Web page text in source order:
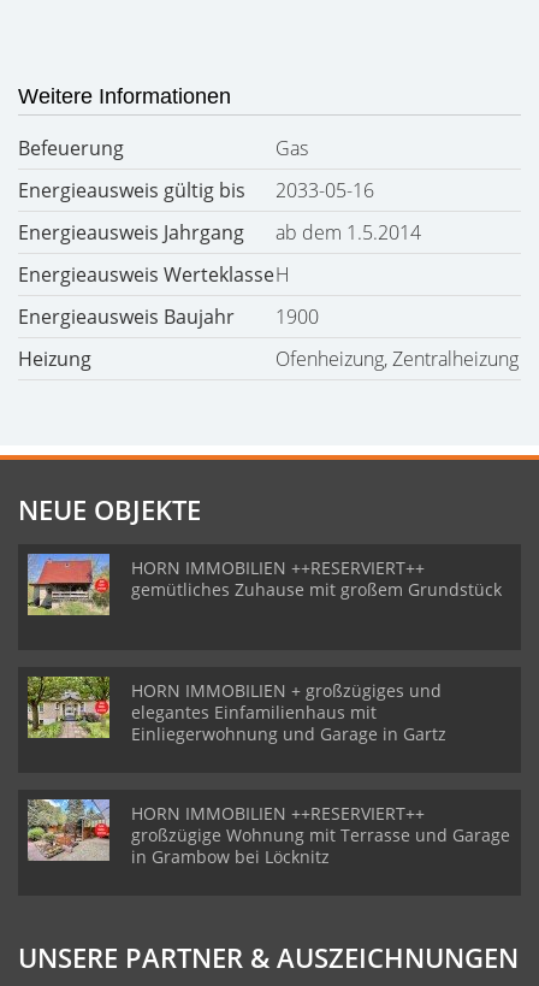
Weitere Informationen
Befeuerung
Gas
Energieausweis gültig bis
2033-05-16
Energieausweis Jahrgang
ab dem 1.5.2014
Energieausweis WerteklasseH
Energieausweis Baujahr
1900
Heizung
Ofenheizung, Zentralheizung
NEUE OBJEKTE
HORN IMMOBILIEN ++RESERVIERT++
gemütliches Zuhause mit großem Grundstück
HORN IMMOBILIEN + großzügiges und
elegantes Einfamilienhaus mit
Einliegerwohnung und Garage in Gartz
HORN IMMOBILIEN ++RESERVIERT++
großzügige Wohnung mit Terrasse und Garage
in Grambow bei Löcknitz
UNSERE PARTNER & AUSZEICHNUNGEN